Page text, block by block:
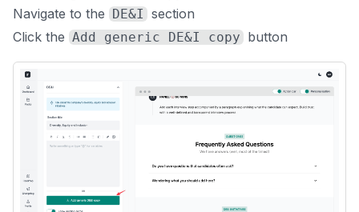
Navigate to the DE&I section
Click the Add generic DE&I copy button